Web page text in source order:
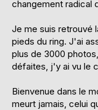
changement radical
Je me suis retrouvé
pieds du ring. J'ai
plus de 3000
défaites, j'y ai vu le
Bienvenue dans le
meurt jamais, celui